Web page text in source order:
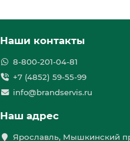
Наши контакты
8-800-201-04-81
+7 (4852) 59-55-99
info@brandservis.ru
Наш адрес
Ярославль, Мышкинский